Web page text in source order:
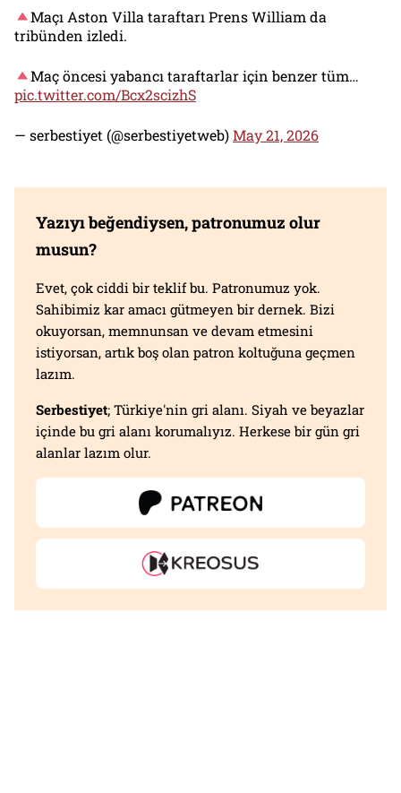
Maçı Aston Villa taraftarı Prens William da
tribünden izledi.
Maç öncesi yabancı taraftarlar için benzer tüm…
pic.twitter.com/Bcx2scizhS
— serbestiyet (@serbestiyetweb)May 21, 2026
Yazıyı beğendiysen, patronumuz olur
musun?
Evet, çok ciddi bir teklif bu. Patronumuz yok.
Sahibimiz kar amacı gütmeyen bir dernek. Bizi
okuyorsan, memnunsan ve devam etmesini
istiyorsan, artık boş olan patron koltuğuna geçmen
lazım.
Serbestiyet; Türkiye'nin gri alanı. Siyah ve beyazlar
içinde bu gri alanı korumalıyız. Herkese bir gün gri
alanlar lazım olur.